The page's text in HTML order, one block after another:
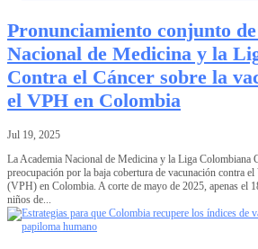
Pronunciamiento conjunto
Nacional de Medicina y la
Contra el Cáncer sobre la
el VPH en Colombia
Jul 19, 2025
La Academia Nacional de Medicina y la Liga Colombiana
preocupación por la baja cobertura de vacunación contra
(VPH) en Colombia. A corte de mayo de 2025, apenas el
niños de...